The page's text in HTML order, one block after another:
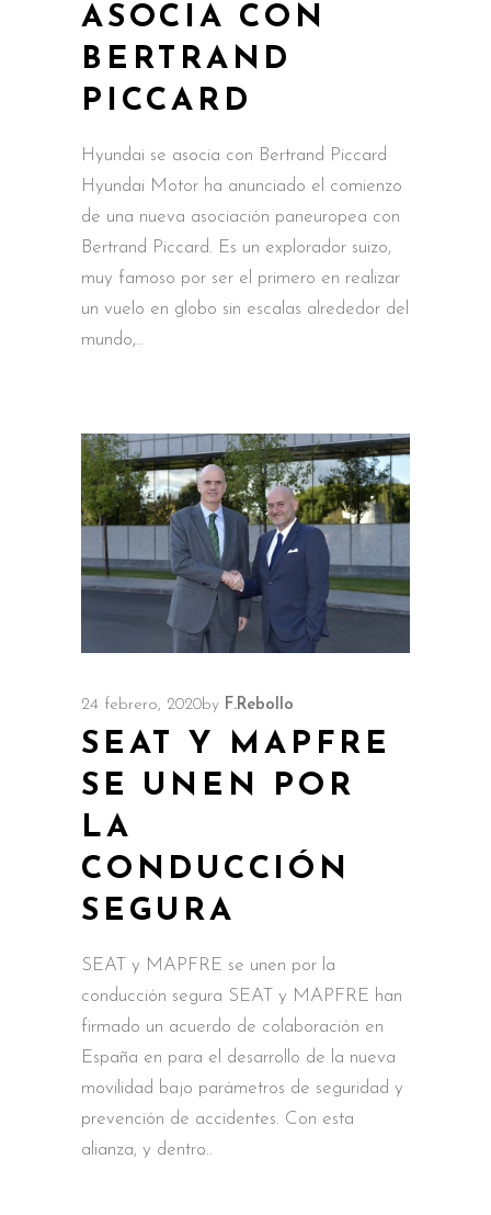
ASOCIA CON
BERTRAND
PICCARD
Hyundai se asocia con Bertrand Piccard
Hyundai Motor ha anunciado el comienzo
de una nueva asociación paneuropea con
Bertrand Piccard. Es un explorador suizo,
muy famoso por ser el primero en realizar
un vuelo en globo sin escalas alrededor del
mundo,
24 febrero, 2020by F.Rebollo
SEAT Y MAPFRE
SE UNEN POR
LA
CONDUCCIÓN
SEGURA
SEAT y MAPFRE se unen por la
conducción segura SEAT y MAPFRE han
firmado un acuerdo de colaboración en
España en para el desarrollo de la nueva
movilidad bajo parámetros de seguridad y
prevención de accidentes. Con esta
alianza, y dentro